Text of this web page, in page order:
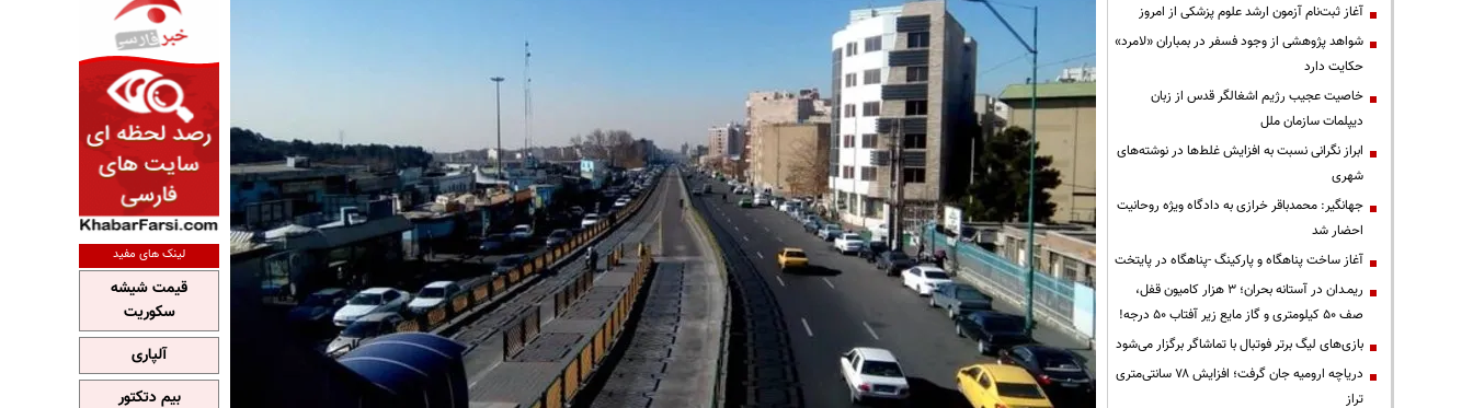
آغاز ثبت‌نام آزمون ارشد علوم پزشکی از امروز
شواهد پژوهشی از وجود فسفر در بمباران «لامرد»
حکایت دارد
خاصیت عجیب رژیم اشغالگر قدس از زبان
دیپلمات سازمان ملل
ابراز نگرانی نسبت به افزایش غلط‌ها در نوشته‌های
شهری
جهانگیر: محمدباقر خرازی به دادگاه ویژه روحانیت
احضار شد
آغاز ساخت پناهگاه و پارکینگ -پناهگاه در پایتخت
ریمـدان در آستانه بحران؛ ۳ هزار کامیون قفل،
صف ۵۰ کیلومتری و گاز مایع زیر آفتاب ۵۰ درجه!
بازی‌های لیگ برتر فوتبال با تماشاگر برگزار می‌شود
دریاچه ارومیه جان گرفت؛ افزایش ۷۸ سانتی‌متری
تراز
لینک های مفید
قیمت شیشه
سکوریت
آلپاری
بیم دتکتور